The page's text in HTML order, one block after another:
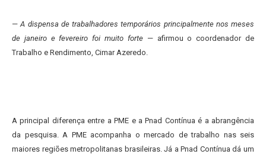
—A dispensa de trabalhadores temporários principalmente nos meses
de janeiro e fevereiro foi muito forte— afirmou o coordenador de
Trabalho e Rendimento, Cimar Azeredo.
A principal diferença entre a PME e a Pnad Contínua é a abrangência
da pesquisa. A PME acompanha o mercado de trabalho nas seis
maiores regiões metropolitanas brasileiras. Já a Pnad Contínua dá um